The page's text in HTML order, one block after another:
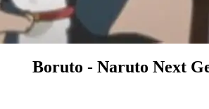
Boruto - Naruto Next